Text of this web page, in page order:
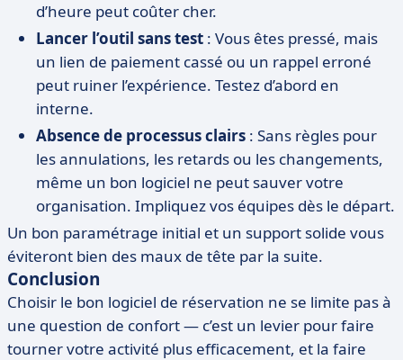
d’heure peut coûter cher.
Lancer l’outil sans test : Vous êtes pressé, mais
un lien de paiement cassé ou un rappel erroné
peut ruiner l’expérience. Testez d’abord en
interne.
Absence de processus clairs : Sans règles pour
les annulations, les retards ou les changements,
même un bon logiciel ne peut sauver votre
organisation. Impliquez vos équipes dès le départ.
Un bon paramétrage initial et un support solide vous
éviteront bien des maux de tête par la suite.
Conclusion
Choisir le bon logiciel de réservation ne se limite pas à
une question de confort — c’est un levier pour faire
tourner votre activité plus efficacement, et la faire